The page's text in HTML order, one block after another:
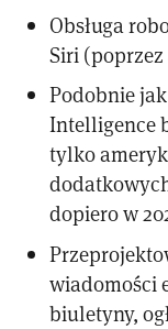
Obsługa
Siri
Podobnie
Intelligence
tylko
dopiero w
wiadomości
biuletyny,